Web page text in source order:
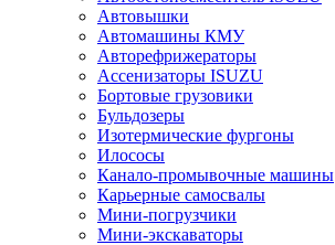
Автовышки
Автомашины КМУ
Авторефрижераторы
Ассенизаторы ISUZU
Бортовые грузовики
Бульдозеры
Изотермические фургоны
Илососы
Канало-промывочные машины
Карьерные самосвалы
Мини-погрузчики
Мини-экскаваторы